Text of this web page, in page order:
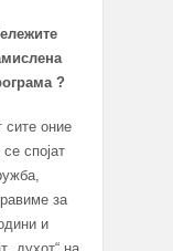
?
сите оние
спојат
за
и